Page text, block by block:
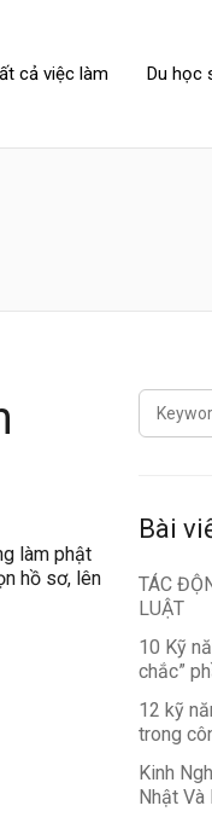
cả việc làm Du học
làm phật
hồ sơ, lên
SEARCH
FOR:
Bài
TÁC
LUẬT
10 Kỹ
chắc”
12 kỹ
trong
Kinh
Nhật Và